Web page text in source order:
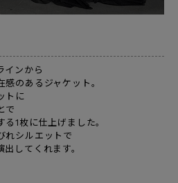
インから
のあるジャケット。
トに
で
1枚に仕上げました。
れシルエットで
してくれます。